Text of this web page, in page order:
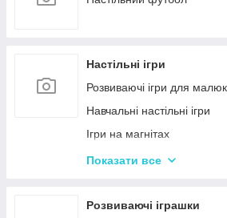
Настільні ігри
Розвиваючі ігри для
Навчальні настільні ігри
Ігри на магнітах
Ігри-бродилки
Крокодил
Показати все
Розвиваючі іграшки